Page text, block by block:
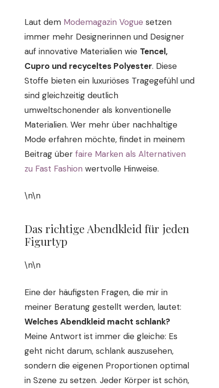
Laut dem Modemagazin Vogue setzen
immer mehr Designerinnen und Designer
auf innovative Materialien wie Tencel,
Cupro und recyceltes Polyester. Diese
Stoffe bieten ein luxuriöses Tragegefühl und
sind gleichzeitig deutlich
umweltschonender als konventionelle
Materialien. Wer mehr über nachhaltige
Mode erfahren möchte, findet in meinem
Beitrag über faire Marken als Alternativen
zu Fast Fashion wertvolle Hinweise.
\n\n
Das richtige Abendkleid für jeden
Figurtyp
\n\n
Eine der häufigsten Fragen, die mir in
meiner Beratung gestellt werden, lautet:
Welches Abendkleid macht schlank?
Meine Antwort ist immer die gleiche: Es
geht nicht darum, schlank auszusehen,
sondern die eigenen Proportionen optimal
in Szene zu setzen. Jeder Körper ist schön,